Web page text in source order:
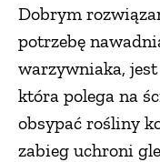
Dobrym
potrzebę
warzywniaka, jest
która polega na
obsypać rośliny
zabieg uchroni